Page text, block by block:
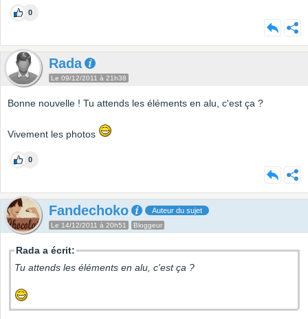
0
Rada
Le 09/12/2011 à 21h38
Bonne nouvelle ! Tu attends les éléments en alu, c'est ça ?
Vivement les photos
0
Fandechoko Auteur du sujet
Le 14/12/2011 à 20h51 Bloggeur
Rada a écrit:
Tu attends les éléments en alu, c'est ça ?